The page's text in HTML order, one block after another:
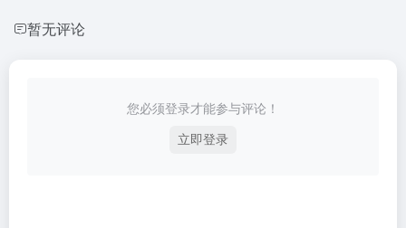
暂无评论
您必须登录才能参与评论！
立即登录